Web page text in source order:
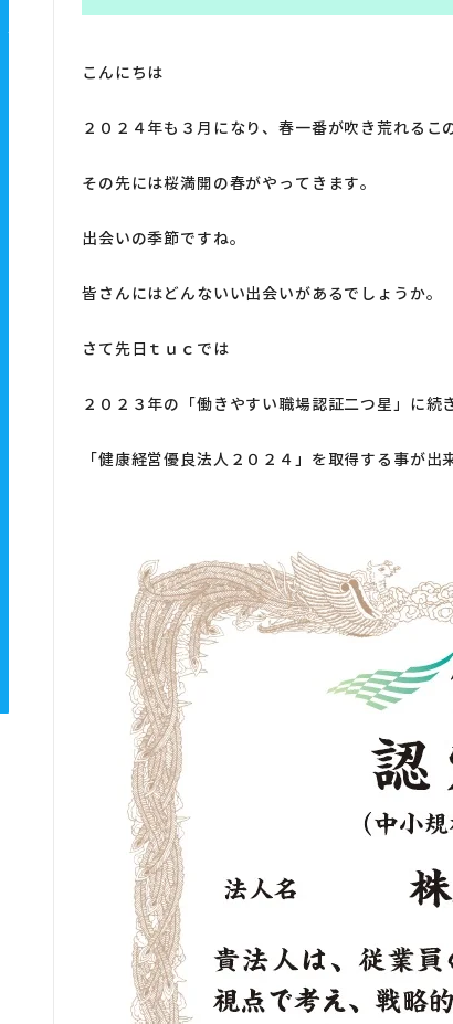
こんにちは
２０２４年も３月になり、春一番が吹き荒れるこ
その先には桜満開の春がやってきます。
出会いの季節ですね。
皆さんにはどんないい出会いがあるでしょうか。
さて先日ｔｕｃでは
２０２３年の「働きやすい職場認証二つ星」に続
「健康経営優良法人２０２４」を取得する事が出